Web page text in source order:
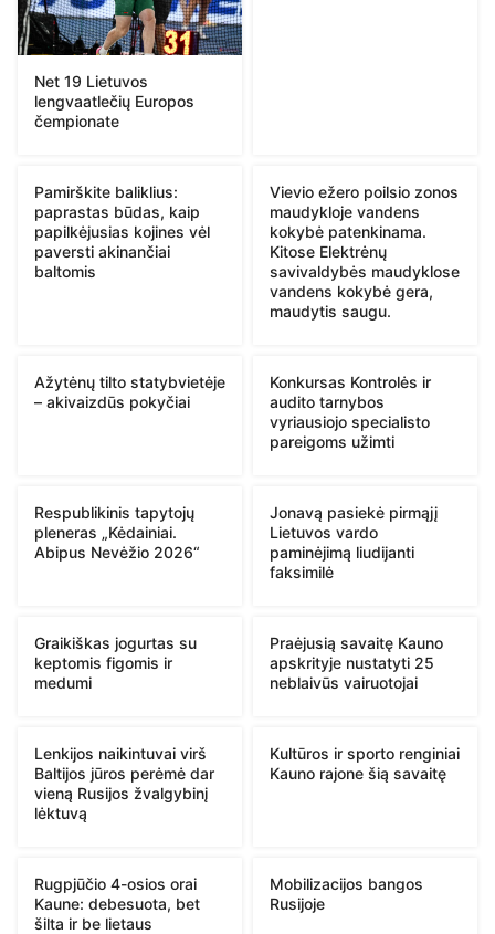
Net 19 Lietuvos
lengvaatlečių Europos
čempionate
Pamirškite baliklius:
paprastas būdas, kaip
papilkėjusias kojines vėl
paversti akinančiai
baltomis
Vievio ežero poilsio zonos
maudykloje vandens
kokybė patenkinama.
Kitose Elektrėnų
savivaldybės maudyklose
vandens kokybė gera,
maudytis saugu.
Ažytėnų tilto statybvietėje
– akivaizdūs pokyčiai
Konkursas Kontrolės ir
audito tarnybos
vyriausiojo specialisto
pareigoms užimti
Respublikinis tapytojų
pleneras „Kėdainiai.
Abipus Nevėžio 2026“
Jonavą pasiekė pirmąjį
Lietuvos vardo
paminėjimą liudijanti
faksimilė
Graikiškas jogurtas su
keptomis figomis ir
medumi
Praėjusią savaitę Kauno
apskrityje nustatyti 25
neblaivūs vairuotojai
Lenkijos naikintuvai virš
Baltijos jūros perėmė dar
vieną Rusijos žvalgybinį
lėktuvą
Kultūros ir sporto renginiai
Kauno rajone šią savaitę
Rugpjūčio 4-osios orai
Kaune: debesuota, bet
šilta ir be lietaus
Mobilizacijos bangos
Rusijoje